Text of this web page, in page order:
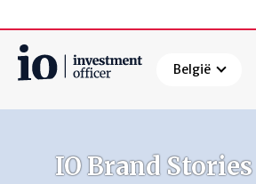
België
Zoeken
IO Brand Stories